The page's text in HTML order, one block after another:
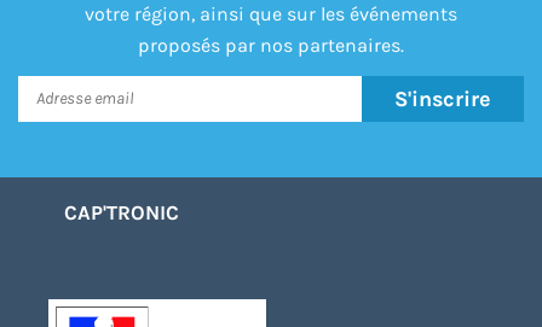
votre région, ainsi que sur les événements
proposés par nos partenaires.
S'inscrire
CAP'TRONIC